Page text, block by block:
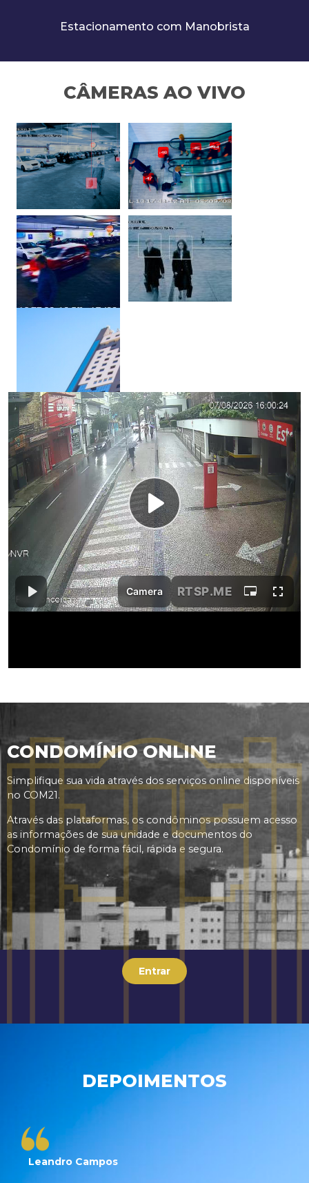
Estacionamento com Manobrista
CÂMERAS AO VIVO
CONDOMÍNIO ONLINE
Simplifique sua vida através dos serviços online disponíveis
no COM21.
Através das plataformas, os condôminos possuem acesso
as informações de sua unidade e documentos do
Condomínio de forma fácil, rápida e segura.
Entrar
DEPOIMENTOS
Leandro Campos